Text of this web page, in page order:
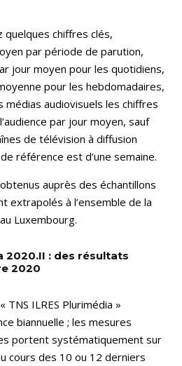
chiffres clés,
par période de parution,
jour moyen pour les quotidiens,
pour les hebdomadaires,
médias audiovisuels les chiffres
par jour moyen, sauf
de télévision à diffusion
référence est d’une semaine.
auprès des échantillons
extrapolés à l’ensemble de la
Luxembourg.
2020.II : des résultats
2020
TNS ILRES Plurimédia »
biannuelle ; les mesures
portent systématiquement sur
cours des 10 ou 12 derniers